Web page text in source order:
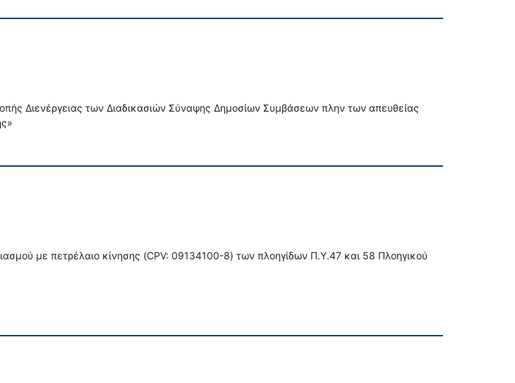
Διενέργειας των Διαδικασιών Σύναψης Δημοσίων Συμβάσεων πλην των απευθείας
με πετρέλαιο κίνησης (CPV: 09134100-8) των πλοηγίδων Π.Υ.47 και 58 Πλοηγικού